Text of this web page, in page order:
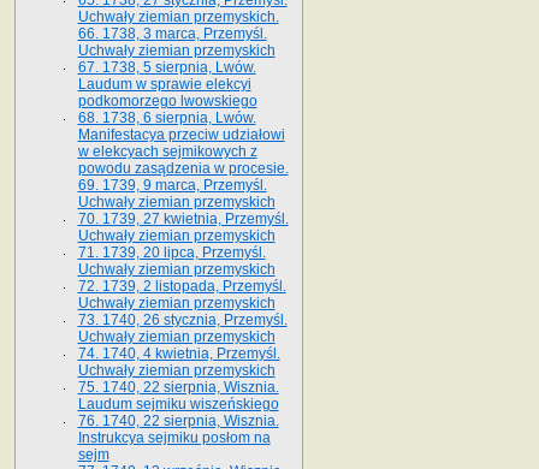
Uchwały ziemian przemyskich­­.
66. 1738, 3 marca, Przemyśl.
Uchwały ziemian przemyskich­
67. 1738, 5 sierpnia, Lwów.
Laudum w sprawie elekcyi
podkomorzego lwowskiego
68. 1738, 6 sierpnia, Lwów.
Manifestacya przeciw udziałowi
w elekcyach sejmikowych z
powodu zasądzenia w procesie.
69. 1739, 9 marca, Przemyśl.
Uchwały ziemian przemyskich
70. 1739, 27 kwietnia, Przemyśl.
Uchwały ziemian przemyskich
71. 1739, 20 lipca, Przemyśl.
Uchwały ziemian przemyskich
72. 1739, 2 listopada, Przemyśl.
Uchwały ziemian przemyskich
73. 1740, 26 stycznia, Przemyśl.
Uchwały ziemian przemyskich
74. 1740, 4 kwietnia, Przemyśl.
Uchwały ziemian przemyskich
75. 1740, 22 sierpnia, Wisznia.
Laudum sejmiku wiszeńskiego
76. 1740, 22 sierpnia, Wisznia.
Instrukcya sejmiku posłom na
sejm